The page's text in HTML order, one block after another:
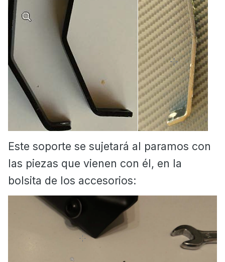
Este soporte se sujetará al paramos con
las piezas que vienen con él, en la
bolsita de los accesorios: